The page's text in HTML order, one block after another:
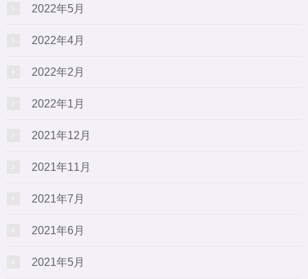
2022年5月
2022年4月
2022年2月
2022年1月
2021年12月
2021年11月
2021年7月
2021年6月
2021年5月